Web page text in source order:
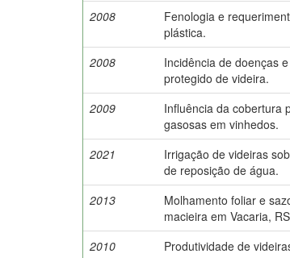
2008
Fenologia e
plástica.
2008
Incidência de doenças
protegido de videira.
2009
Influência da cobertura
gasosas em vinhedos.
2021
Irrigação de videiras
de reposição de água.
2013
Molhamento foliar e
macieira em Vacaria,
2010
Produtividade de